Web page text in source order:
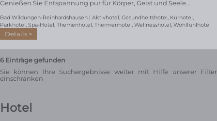
Genießen Sie Entspannung pur für Körper, Geist und Seele...
Bad Wildungen-Reinhardshausen | Aktivhotel, Gesundheitshotel, Kurhotel,
Parkhotel, Spa-Hotel, Themenhotel, Thermenhotel, Wellnesshotel, Wohlfühlhotel
Details
6 Einträge gefunden
Sie können Ihre Suchergebnisse weiter mit Hilfe unserer Filter
einschränken
Hotel